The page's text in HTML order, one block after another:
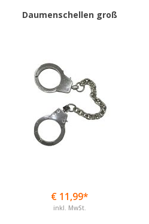
Daumenschellen groß
€ 11,99*
inkl. MwSt.